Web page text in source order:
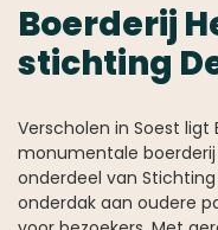
Boerderij
stichting
Verscholen in Soest ligt
monumentale boerderij
onderdeel van
onderdak aan oudere